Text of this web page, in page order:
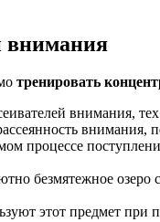
внимания
тренировать
внимания,
процессе
безмятежное
этот предмет при